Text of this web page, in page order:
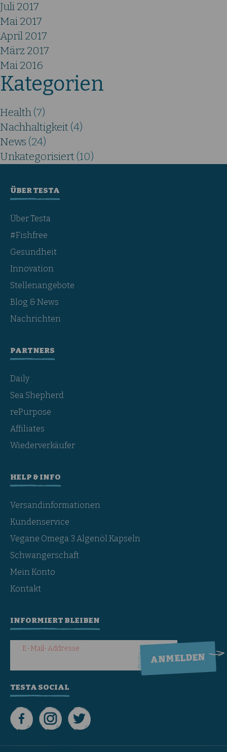
Juli 2017
Mai 2017
April 2017
März 2017
Mai 2016
Kategorien
Health (7)
Nachhaltigkeit (4)
News (24)
Unkategorisiert (10)
ÜBER TESTA
Über Testa
#Fishfree
Gesundheit
Innovation
Stellenangebote
Blog & News
Nachrichten
PARTNERS
Daily
Sea Shepherd
rePurpose
Affiliates
Wiederverkäufer
HELP & INFO
Versandinformationen
Kundenservice
Vegane Omega 3 Algenöl Kapseln
Schwangerschaft
Mein Konto
Kontakt
INFORMIERT BLEIBEN
E-Mail-Addresse
TESTA SOCIAL